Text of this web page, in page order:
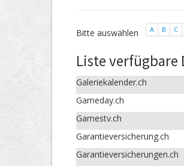
Bitte auswählen A B C
Liste verfügbare
Galeriekalender.ch
Gameday.ch
Gamestv.ch
Garantieversicherung.ch
Garantieversicherungen.ch